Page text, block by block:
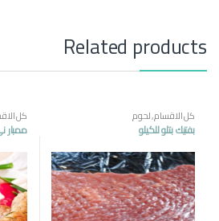
Related products
كل الاقسام,لحوم
بفتيك بتلو للكيلو
كل
ممبار